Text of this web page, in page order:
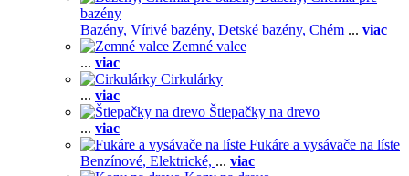
bazény
Bazény, Vírivé bazény, Detské bazény, Chém ... viac
Zemné valce
... viac
Cirkulárky
... viac
Štiepačky na drevo
... viac
Fukáre a vysávače na líste
Benzínové, Elektrické, ... viac